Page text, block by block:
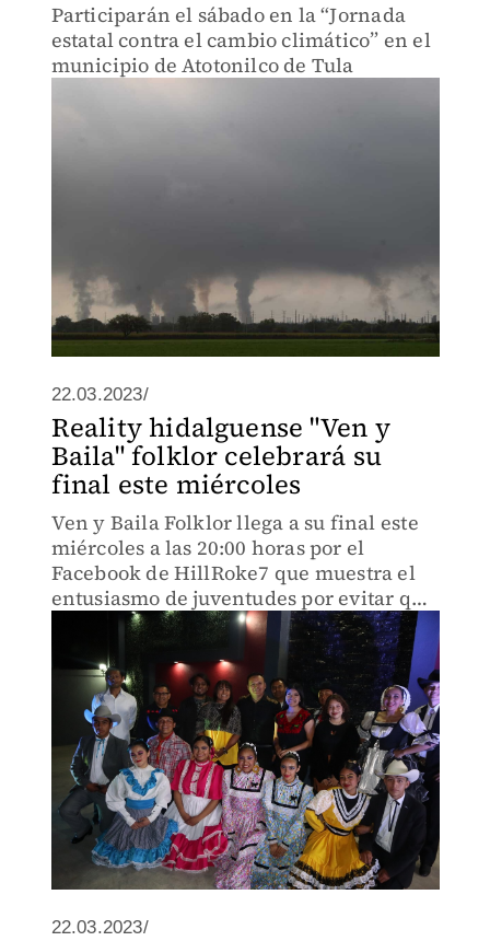
Participarán el sábado en la “Jornada
estatal contra el cambio climático” en el
municipio de Atotonilco de Tula
22.03.2023/
Reality hidalguense "Ven y
Baila" folklor celebrará su
final este miércoles
Ven y Baila Folklor llega a su final este
miércoles a las 20:00 horas por el
Facebook de HillRoke7 que muestra el
entusiasmo de juventudes por evitar que
se pierdan los bailes regionales del Valle
del Mezquital
22.03.2023/